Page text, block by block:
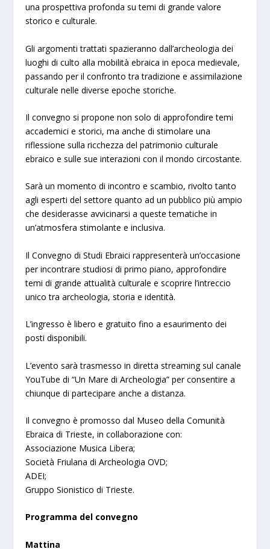
una prospettiva profonda su temi di grande valore
storico e culturale.
Gli argomenti trattati spazieranno dall’archeologia dei
luoghi di culto alla mobilità ebraica in epoca medievale,
passando per il confronto tra tradizione e assimilazione
culturale nelle diverse epoche storiche.
Il convegno si propone non solo di approfondire temi
accademici e storici, ma anche di stimolare una
riflessione sulla ricchezza del patrimonio culturale
ebraico e sulle sue interazioni con il mondo circostante.
Sarà un momento di incontro e scambio, rivolto tanto
agli esperti del settore quanto ad un pubblico più ampio
che desiderasse avvicinarsi a queste tematiche in
un’atmosfera stimolante e inclusiva.
Il Convegno di Studi Ebraici rappresenterà un’occasione
per incontrare studiosi di primo piano, approfondire
temi di grande attualità culturale e scoprire l’intreccio
unico tra archeologia, storia e identità.
L’ingresso è libero e gratuito fino a esaurimento dei
posti disponibili.
L’evento sarà trasmesso in diretta streaming sul canale
YouTube di “Un Mare di Archeologia” per consentire a
chiunque di partecipare anche a distanza.
Il convegno è promosso dal Museo della Comunità
Ebraica di Trieste, in collaborazione con:
Associazione Musica Libera;
Società Friulana di Archeologia OVD;
ADEI;
Gruppo Sionistico di Trieste.
Programma del convegno
Mattina